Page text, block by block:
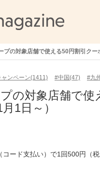
プの対象店舗で使える50円割引ク
ャンペーン(1411) #中国(47) #九
の対象店舗で使
1日～）
ード支払い）で1回500円（